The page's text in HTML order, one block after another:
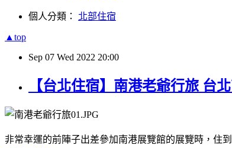
個人分類： 北部住宿
▲top
Sep 07 Wed 2022 20:00
【台北住宿】南港老爺行旅 台
非常幸運的前陣子出差參加南港展覽館的展覽時，住